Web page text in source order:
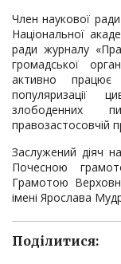
Член наукової
Національної
ради журналу
громадської
активно
популяризації
злободенних
правозастосовчій
Заслужений діяч
Почесною
Грамотою
імені Ярослава
Поділитися: